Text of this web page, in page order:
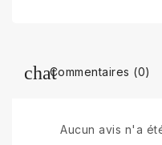
Commentaires (0)
Aucun avis n'a